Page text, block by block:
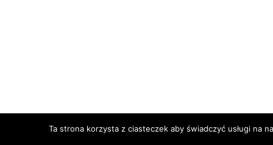
Ta strona korzysta z ciasteczek aby świadczyć usługi na